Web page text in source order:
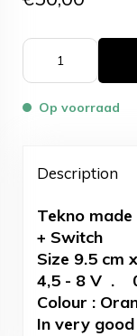
Op voorraad
Description
Tekno
+ Switch
Size 9.5 cm
4,5 - 8 V .
Colour :
In very